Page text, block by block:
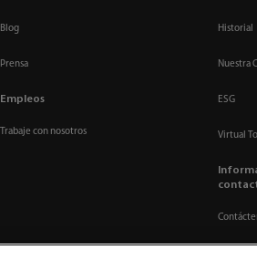
Blog
Prensa
Empleos
Trabaje con nosotros
Historial
Nuestra
ESG
Virtual